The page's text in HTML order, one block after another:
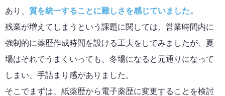
あり、 質を統一することに難しさを感じていました。
残業が増えてしまうという課題に関しては、営業時間内に
強制的に薬歴作成時間を設ける工夫をしてみましたが、夏
場はそれでうまくいっても、冬場になると元通りになって
しまい、手詰まり感がありました。
そこでまずは、紙薬歴から電子薬歴に変更することを検討